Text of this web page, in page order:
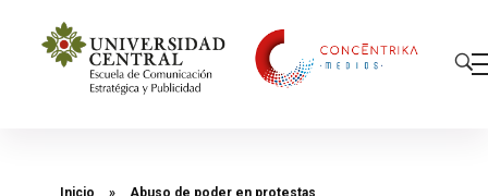
Inicio » Abuso de poder en protestas